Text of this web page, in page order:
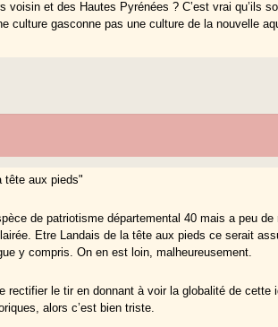
voisin et des Hautes Pyrénées ? C’est vrai qu’ils
culture gasconne pas une culture de la nouvelle
tête aux pieds"
de patriotisme départemental 40 mais a peu
Etre Landais de la tête aux pieds ce serait
y compris. On en est loin, malheureusement.
rectifier le tir en donnant à voir la globalité de
alors c’est bien triste.